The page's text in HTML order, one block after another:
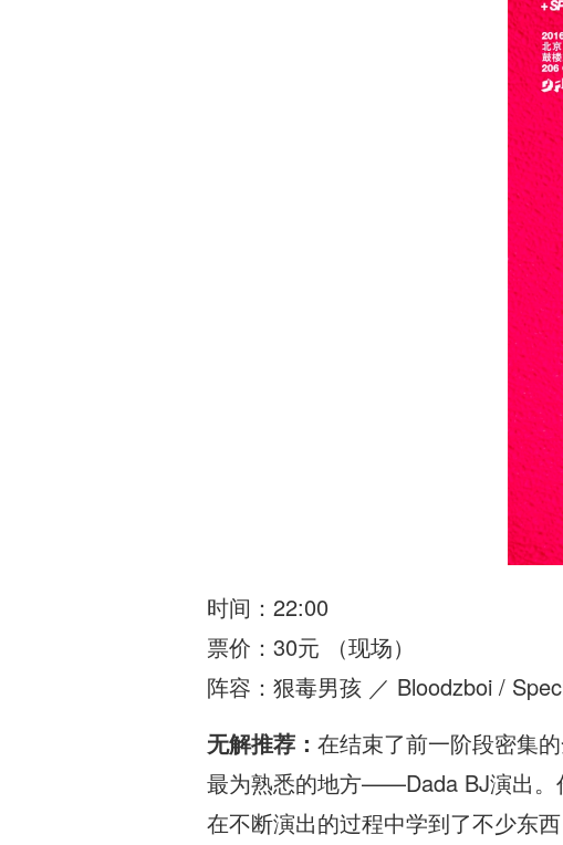
时间：22:00
票价：30元 （现场）
阵容：狠毒男孩 ／ Bloodzboi /
无解推荐： 在结束了前一阶段密集
最为熟悉的地方——Dada BJ演出。
在不断演出的过程中学到了不少东